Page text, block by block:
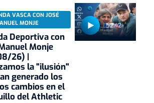
52:42
VASCA CON JOSÉ
MONJE
Deportiva con
Monje
26) |
la "ilusión"
generado los
cambios en el
del Athletic